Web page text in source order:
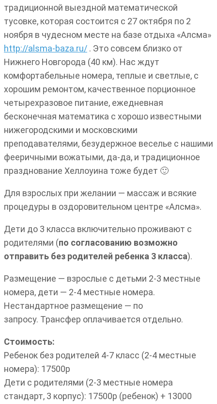
традиционной выездной математической
тусовке, которая состоится с 27 октября по 2
ноября в чудесном месте на базе отдыха «Алсма»
http://alsma-baza.ru/ . Это совсем близко от
Нижнего Новгорода (40 км). Нас ждут
комфортабельные номера, теплые и светлые, с
хорошим ремонтом, качественное порционное
четырехразовое питание, ежедневная
бесконечная математика с хорошо известными
нижегородскими и московскими
преподавателями, безудержное веселье с нашими
фееричными вожатыми, да-да, и традиционное
празднование Хеллоуина тоже будет 🙂
Для взрослых при желании — массаж и всякие
процедуры в оздоровительном центре «Алсма».
Дети до 3 класса включительно проживают с
родителями (по согласованию возможно
отправить без родителей ребенка 3 класса).
Размещение — взрослые с детьми 2-3 местные
номера, дети — 2-4 местные номера.
Нестандартное размещение — по
запросу. Трансфер оплачивается отдельно.
Стоимость:
Ребенок без родителей 4-7 класс (2-4 местные
номера): 17500р
Дети с родителями (2-3 местные номера
стандарт, 3 корпус): 17500р (ребенок) + 13000